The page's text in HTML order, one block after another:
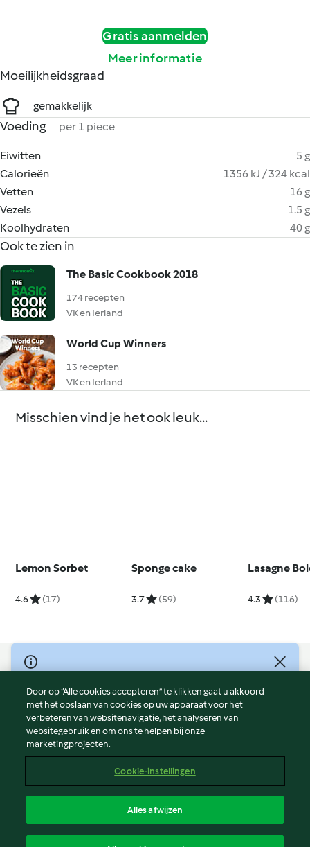
Gratis aanmelden
Meer informatie
Moeilijkheidsgraad
gemakkelijk
Voeding per 1 piece
Eiwitten
5 g
Calorieën
1356 kJ / 324 kcal
Vetten
16 g
Vezels
1.5 g
Koolhydraten
40 g
Ook te zien in
The Basic Cookbook 2018
174 recepten
VK en Ierland
World Cup Winners
13 recepten
VK en Ierland
Misschien vind je het ook leuk...
Lemon Sorbet
4.6 (17)
Sponge cake
3.7 (59)
Lasagne
4.3 (116)
© Copyright 2026
Gebruiksvoorwaarden
Privacybeleid
Disclaimer
Colofon
Verslag Inhoud
Toegankelijkheidsverklaring
Door op “Alle cookies accepteren” te klikken gaat u akkoord
met het opslaan van cookies op uw apparaat voor het
verbeteren van websitenavigatie, het analyseren van
websitegebruik en om ons te helpen bij onze
marketingprojecten.
Cookie-instellingen
Alles afwijzen